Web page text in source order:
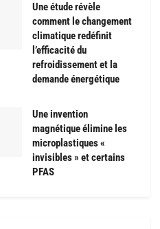
Une étude révèle
comment le changement
climatique redéfinit
l’efficacité du
refroidissement et la
demande énergétique
Une invention
magnétique élimine les
microplastiques «
invisibles » et certains
PFAS